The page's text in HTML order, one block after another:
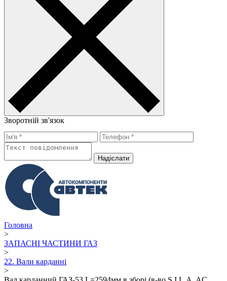
Зворотній зв'язок
Надiслати
Головна
>
ЗАПАСНІ ЧАСТИНИ ГАЗ
>
22. Вали карданні
>